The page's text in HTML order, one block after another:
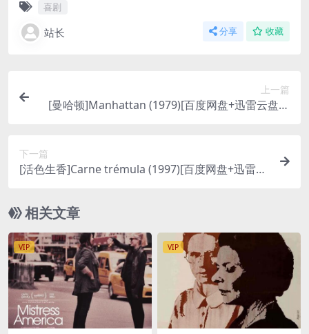
喜剧
站长 分享 收藏
上一篇
[曼哈顿]Manhattan (1979)[百度网盘+迅雷云盘资
下一篇
[活色生香]Carne trémula (1997)[百度网盘+迅雷云
相关文章
VIP VIP